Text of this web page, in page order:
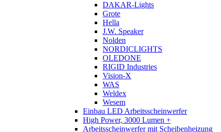
DAKAR-Lights
Grote
Hella
J.W. Speaker
Nolden
NORDICLIGHTS
OLEDONE
RIGID Industries
Vision-X
WAS
Weldex
Wesem
Einbau LED Arbeitsscheinwerfer
High Power, 3000 Lumen +
Arbeitsscheinwerfer mit Scheibenheizung